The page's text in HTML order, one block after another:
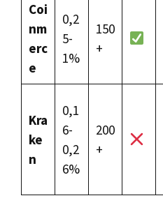
Coi
nm
erc
e
0,2
5-
1%
150
+
Kra
ke
n
0,1
6-
0,2
6%
200
+